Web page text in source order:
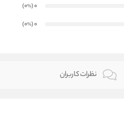
0
(0
%
)
0
(0
%
)
نظرات کاربران